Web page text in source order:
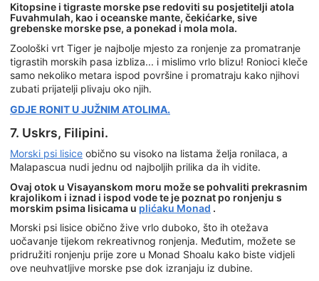
Kitopsine i tigraste morske pse redoviti su posjetitelji atola
Fuvahmulah, kao i oceanske mante, čekićarke, sive
grebenske morske pse, a ponekad i mola mola.
Zoološki vrt Tiger je najbolje mjesto za ronjenje za promatranje
tigrastih morskih pasa izbliza... i mislimo vrlo blizu! Ronioci kleče
samo nekoliko metara ispod površine i promatraju kako njihovi
zubati prijatelji plivaju oko njih.
GDJE RONIT U JUŽNIM ATOLIMA.
7. Uskrs, Filipini.
Morski psi lisice obično su visoko na listama želja ronilaca, a
Malapascua nudi jednu od najboljih prilika da ih vidite.
Ovaj otok u Visayanskom moru može se pohvaliti prekrasnim
krajolikom i iznad i ispod vode te je poznat po ronjenju s
morskim psima lisicama u plićaku Monad .
Morski psi lisice obično žive vrlo duboko, što ih otežava
uočavanje tijekom rekreativnog ronjenja. Međutim, možete se
pridružiti ronjenju prije zore u Monad Shoalu kako biste vidjeli
ove neuhvatljive morske pse dok izranjaju iz dubine.